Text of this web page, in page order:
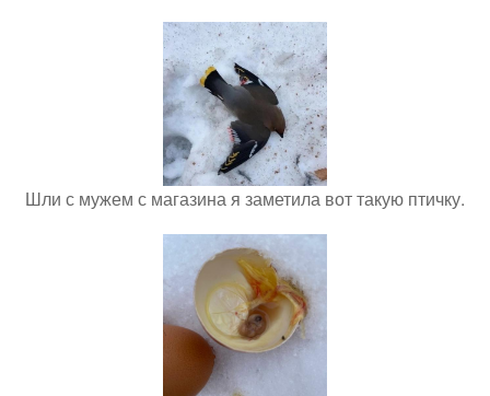
Шли с мужем с магазина я заметила вот такую птичку.